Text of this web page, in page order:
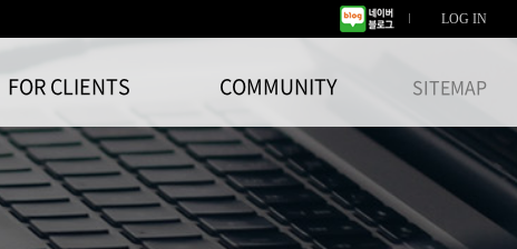
LOG IN
FOR CLIENTS COMMUNITY SITEMAP